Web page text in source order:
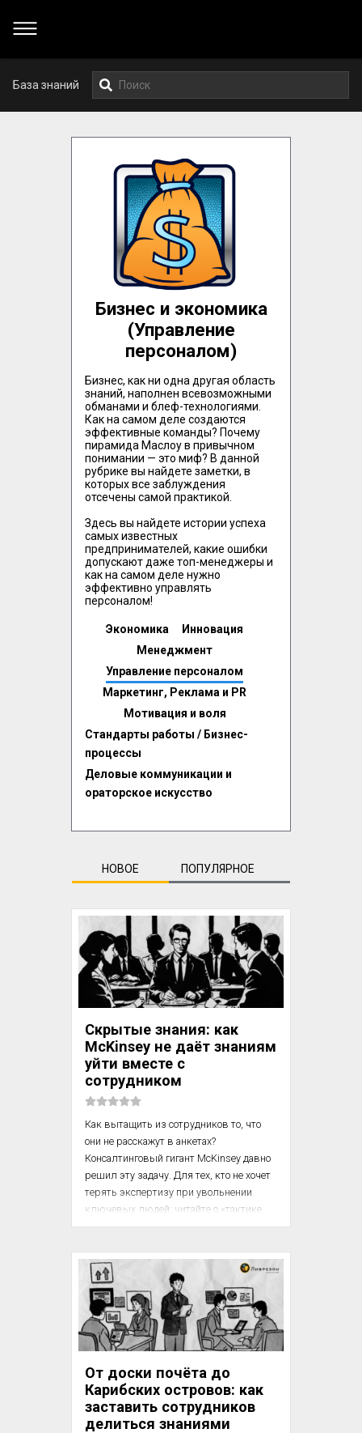
База знаний
Бизнес и экономика
(Управление
персоналом)
Бизнес, как ни одна другая область
знаний, наполнен всевозможными
обманами и блеф-технологиями.
Как на самом деле создаются
эффективные команды? Почему
пирамида Маслоу в привычном
понимании — это миф? В данной
рубрике вы найдете заметки, в
которых все заблуждения
отсечены самой практикой.
Здесь вы найдете истории успеха
самых известных
предпринимателей, какие ошибки
допускают даже топ-менеджеры и
как на самом деле нужно
эффективно управлять
персоналом!
Экономика
Инновация
Менеджмент
Управление персоналом
Маркетинг, Реклама и PR
Мотивация и воля
Стандарты работы / Бизнес-
процессы
Деловые коммуникации и
ораторское искусство
НОВОЕ ПОПУЛЯРНОЕ
Скрытые знания: как
McKinsey не даёт знаниям
уйти вместе с
сотрудником
Как вытащить из сотрудников то, что
они не расскажут в анкетах?
Консалтинговый гигант McKinsey давно
решил эту задачу. Для тех, кто не хочет
терять экспертизу при увольнении
ключевых людей: читайте о «тактике
Коломбо». Интервью заканчивается, все
выдают самую ценную информацию.
Ещё в тексте: проект «Байки
путешественников» от Tearfund,
алгоритм личной эффективности и
«золотое правило» сетевых контактов.
значительный опыт в проведении
интервью, поэтому в ней разработана
специальная методика.
От доски почёта до
Карибских островов: как
заставить сотрудников
делиться знаниями